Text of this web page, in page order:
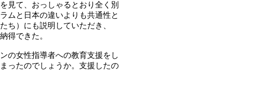
見て、おっしゃるとおり全く別
ムと日本の違いよりも共通性と
ち）にも説明していただき、
得できた。
の女性指導者への教育支援をし
ったのでしょうか。支援したの